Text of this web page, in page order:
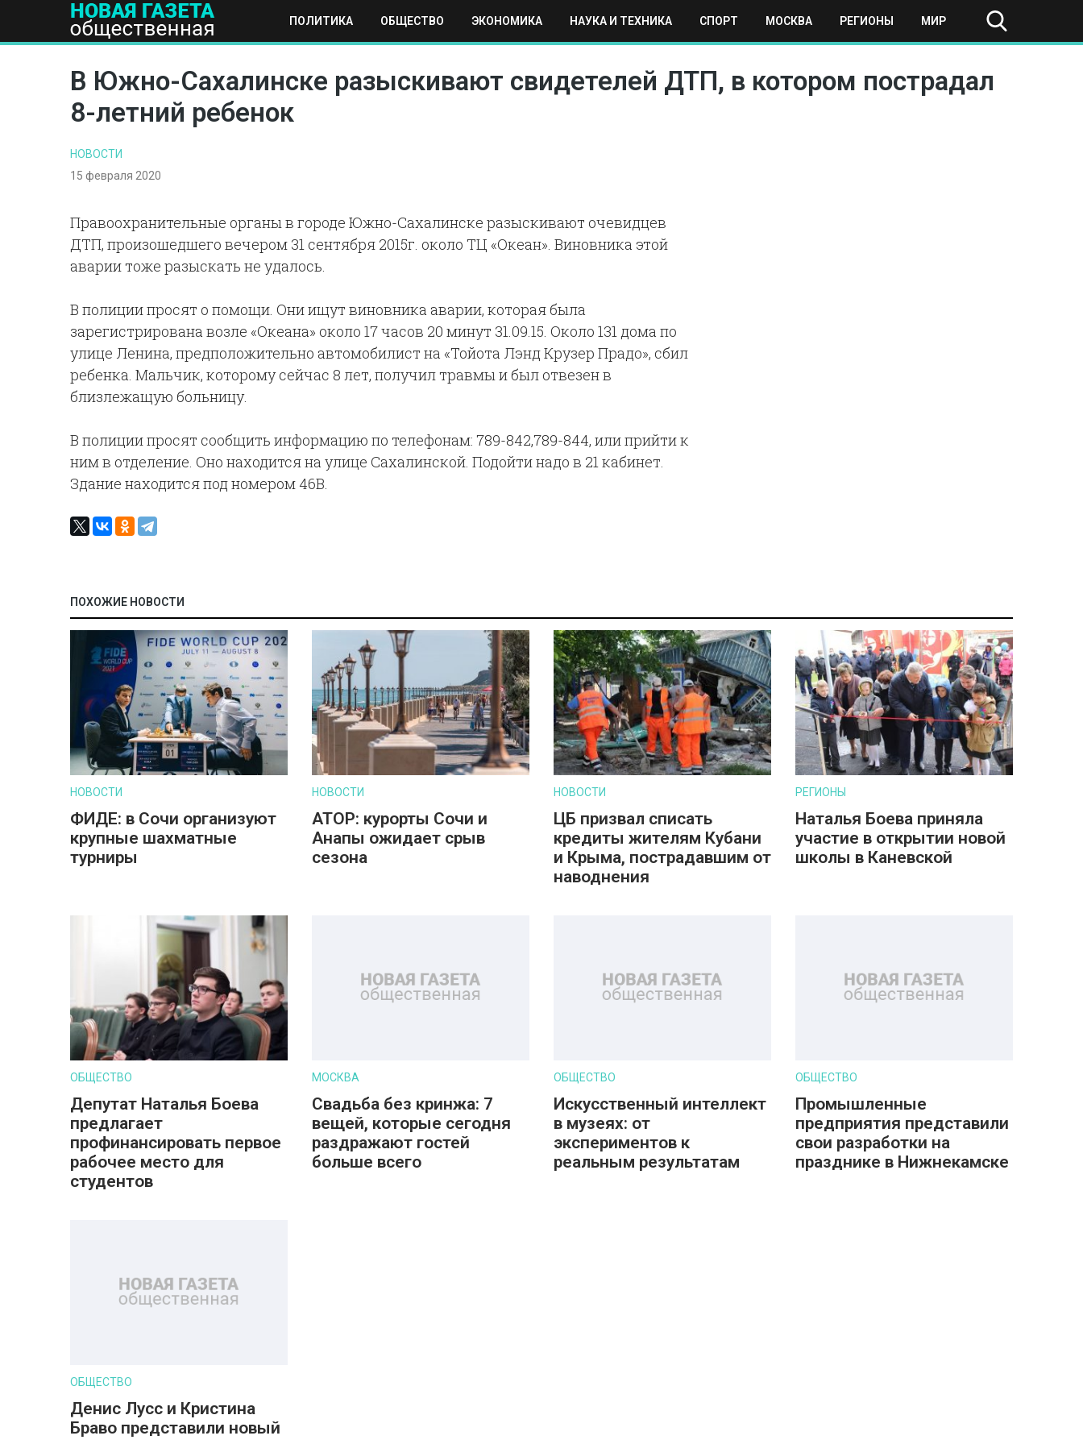
ПОЛИТИКА ОБЩЕСТВО ЭКОНОМИКА НАУКА И ТЕХНИКА СПОРТ МОСКВА РЕГИОНЫ МИР
ПОЛИТИКА ОБЩЕСТВО ЭКОНОМИКА НАУКА И ТЕХНИКА СПОРТ МОСКВА РЕГИОНЫ МИР
В Южно-Сахалинске разыскивают свидетелей ДТП, в котором пострадал
8-летний ребенок
НОВОСТИ
15 февраля 2020
Правоохранительные органы в городе Южно-Сахалинске разыскивают очевидцев
ДТП, произошедшего вечером 31 сентября 2015г. около ТЦ «Океан». Виновника этой
аварии тоже разыскать не удалось.
В полиции просят о помощи. Они ищут виновника аварии, которая была
зарегистрирована возле «Океана» около 17 часов 20 минут 31.09.15. Около 131 дома по
улице Ленина, предположительно автомобилист на «Тойота Лэнд Крузер Прадо», сбил
ребенка. Мальчик, которому сейчас 8 лет, получил травмы и был отвезен в
близлежащую больницу.
В полиции просят сообщить информацию по телефонам: 789-842,789-844, или прийти к
ним в отделение. Оно находится на улице Сахалинской. Подойти надо в 21 кабинет.
Здание находится под номером 46В.
ПОХОЖИЕ НОВОСТИ
НОВОСТИ
ФИДЕ: в Сочи организуют
крупные шахматные
турниры
НОВОСТИ
АТОР: курорты Сочи и
Анапы ожидает срыв
сезона
НОВОСТИ
ЦБ призвал списать
кредиты жителям Кубани
и Крыма, пострадавшим от
наводнения
РЕГИОНЫ
Наталья Боева приняла
участие в открытии новой
школы в Каневской
ОБЩЕСТВО
Депутат Наталья Боева
предлагает
профинансировать первое
рабочее место для
студентов
МОСКВА
Свадьба без кринжа: 7
вещей, которые сегодня
раздражают гостей
больше всего
ОБЩЕСТВО
Искусственный интеллект
в музеях: от
экспериментов к
реальным результатам
ОБЩЕСТВО
Промышленные
предприятия представили
свои разработки на
празднике в Нижнекамске
ОБЩЕСТВО
Денис Лусс и Кристина
Браво представили новый